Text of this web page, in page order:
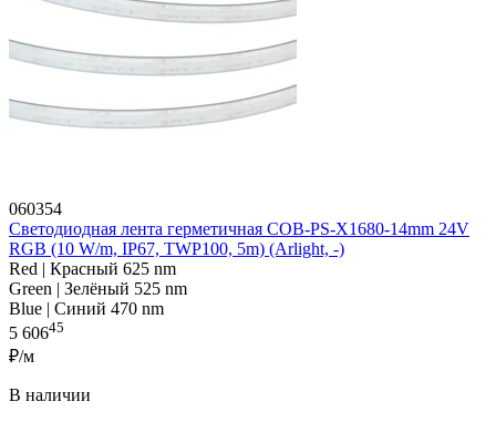
060354
Светодиодная лента герметичная COB-PS-X1680-14mm 24V
RGB (10 W/m, IP67, TWP100, 5m) (Arlight, -)
Red | Красный 625 nm
Green | Зелёный 525 nm
Blue | Синий 470 nm
5 60645
₽/м
В наличии